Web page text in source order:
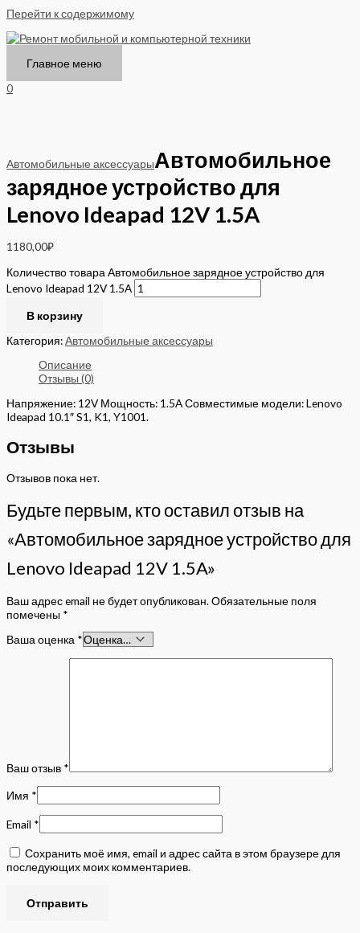
Перейти к содержимому
Главное меню
0
Автомобильные аксессуарыАвтомобильное
зарядное устройство для
Lenovo Ideapad 12V 1.5A
1180,00₽
Количество товара Автомобильное зарядное устройство для
Lenovo Ideapad 12V 1.5A
В корзину
Категория:Автомобильные аксессуары
Описание
Отзывы (0)
Напряжение: 12V Мощность: 1.5A Совместимые модели: Lenovo
Ideapad 10.1″ S1, K1, Y1001.
Отзывы
Отзывов пока нет.
Будьте первым, кто оставил отзыв на
«Автомобильное зарядное устройство для
Lenovo Ideapad 12V 1.5A»
Ваш адрес email не будет опубликован.Обязательные поля
помечены *
Ваша оценка *
Ваш отзыв *
Имя *
Email *
Сохранить моё имя, email и адрес сайта в этом браузере для
последующих моих комментариев.